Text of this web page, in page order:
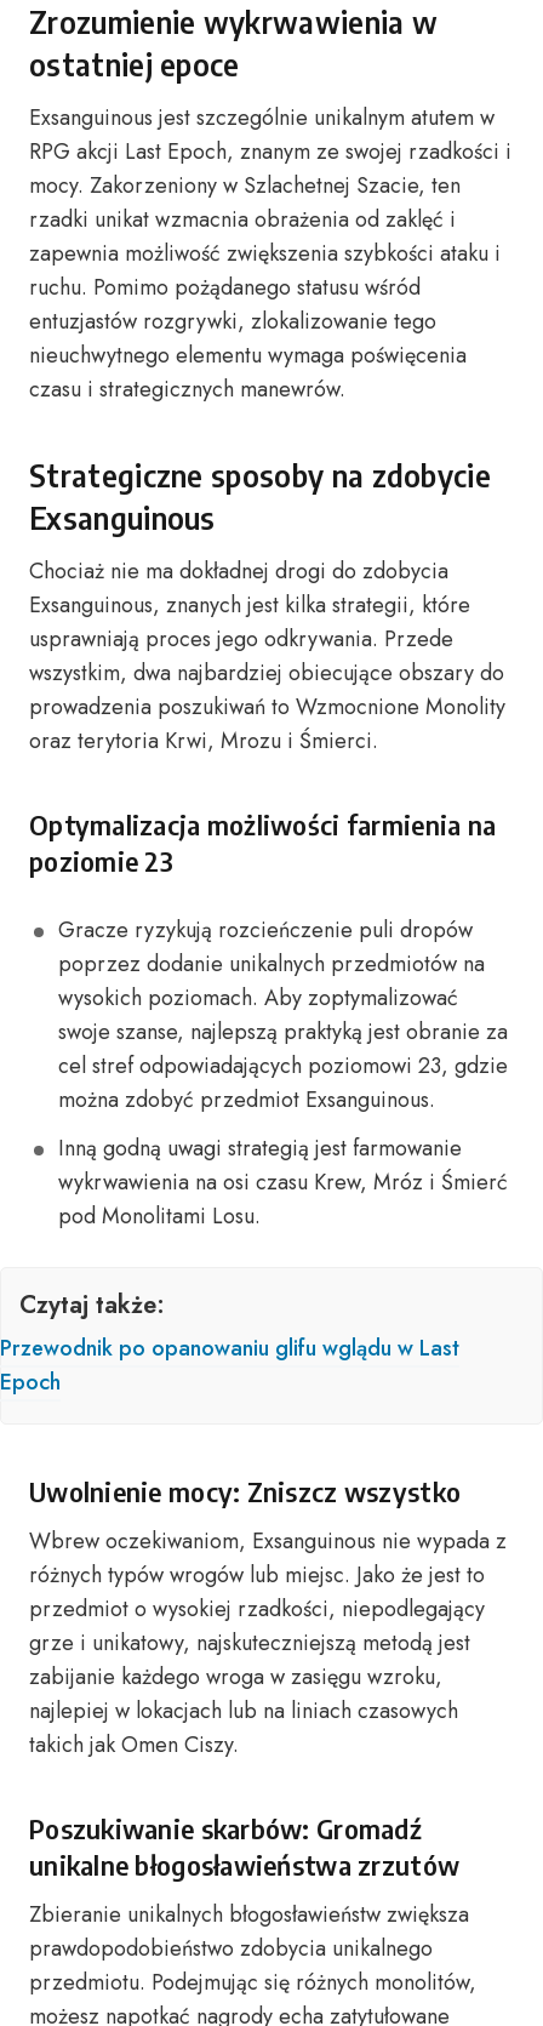
Zrozumienie wykrwawienia w
ostatniej epoce
Exsanguinous jest szczególnie unikalnym atutem w
RPG akcji Last Epoch, znanym ze swojej rzadkości i
mocy. Zakorzeniony w Szlachetnej Szacie, ten
rzadki unikat wzmacnia obrażenia od zaklęć i
zapewnia możliwość zwiększenia szybkości ataku i
ruchu. Pomimo pożądanego statusu wśród
entuzjastów rozgrywki, zlokalizowanie tego
nieuchwytnego elementu wymaga poświęcenia
czasu i strategicznych manewrów.
Strategiczne sposoby na zdobycie
Exsanguinous
Chociaż nie ma dokładnej drogi do zdobycia
Exsanguinous, znanych jest kilka strategii, które
usprawniają proces jego odkrywania. Przede
wszystkim, dwa najbardziej obiecujące obszary do
prowadzenia poszukiwań to Wzmocnione Monolity
oraz terytoria Krwi, Mrozu i Śmierci.
Optymalizacja możliwości farmienia na
poziomie 23
Gracze ryzykują rozcieńczenie puli dropów
poprzez dodanie unikalnych przedmiotów na
wysokich poziomach. Aby zoptymalizować
swoje szanse, najlepszą praktyką jest obranie za
cel stref odpowiadających poziomowi 23, gdzie
można zdobyć przedmiot Exsanguinous.
Inną godną uwagi strategią jest farmowanie
wykrwawienia na osi czasu Krew, Mróz i Śmierć
pod Monolitami Losu.
Czytaj także:
Przewodnik po opanowaniu glifu wglądu w Last
Epoch
Uwolnienie mocy: Zniszcz wszystko
Wbrew oczekiwaniom, Exsanguinous nie wypada z
różnych typów wrogów lub miejsc. Jako że jest to
przedmiot o wysokiej rzadkości, niepodlegający
grze i unikatowy, najskuteczniejszą metodą jest
zabijanie każdego wroga w zasięgu wzroku,
najlepiej w lokacjach lub na liniach czasowych
takich jak Omen Ciszy.
Poszukiwanie skarbów: Gromadź
unikalne błogosławieństwa zrzutów
Zbieranie unikalnych błogosławieństw zwiększa
prawdopodobieństwo zdobycia unikalnego
przedmiotu. Podejmując się różnych monolitów,
możesz napotkać nagrody echa zatytułowane